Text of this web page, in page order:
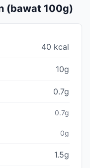
(bawat 100g)
40 kcal
10g
0.7g
0.7g
0g
1.5g